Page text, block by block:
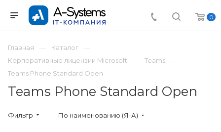
0
Главная
Каталог
Корпоративные лицензии Microsoft
Teams
Teams Phone Standard Open
Teams Phone Standard Open
Фильтр По наименованию (Я-А)